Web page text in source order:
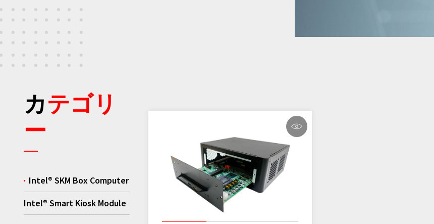
ゲーミング
重工業
ヘルスケア
カテゴリ
ー
Intel® SKM Box Computer
Intel® Smart Kiosk Module